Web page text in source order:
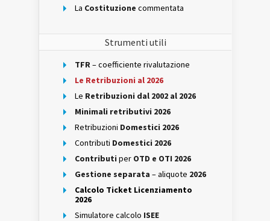
La Costituzione commentata
Strumenti utili
TFR– coefficiente rivalutazione
Le Retribuzioni al 2026
Le Retribuzioni dal 2002 al 2026
Minimali retributivi 2026
Retribuzioni Domestici 2026
Contributi Domestici 2026
Contributi per OTD e OTI 2026
Gestione separata – aliquote 2026
Calcolo Ticket Licenziamento
2026
Simulatore calcolo ISEE